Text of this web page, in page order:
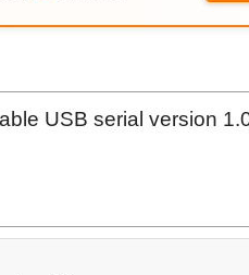
USB serial version